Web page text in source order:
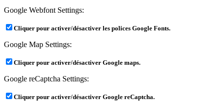
Google Webfont Settings:
Cliquer pour activer/désactiver les polices Google Fonts.
Google Map Settings:
Cliquer pour activer/désactiver Google maps.
Google reCaptcha Settings:
Cliquer pour activer/désactiver Google reCaptcha.